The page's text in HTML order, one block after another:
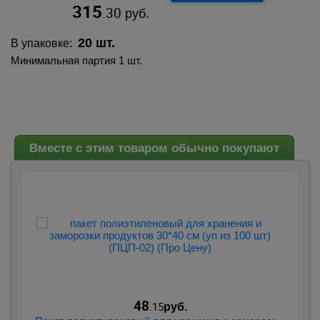
315.30 руб.
В упаковке: 20 шт.
Минимальная партия 1 шт.
Вместе с этим товаром обычно покупают
48 .15руб.